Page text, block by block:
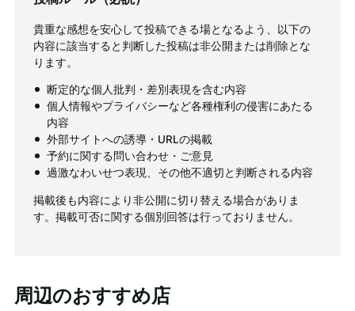
周辺のおすすめ店
貴重な感想を安心して投稿できる場となるよう、以下の
内容に該当すると判断した投稿は非公開または削除とな
ります。
断定的な個人批判・差別表現を含む内容
個人情報やプライバシーなど各種権利の侵害にあたる
内容
外部サイトへの誘導・URLの掲載
予約に関する問い合わせ・ご意見
過激なわいせつ表現、その他不適切と判断される内容
掲載後も内容により非公開に切り替える場合がありま
す。掲載可否に関する個別回答は行っておりません。